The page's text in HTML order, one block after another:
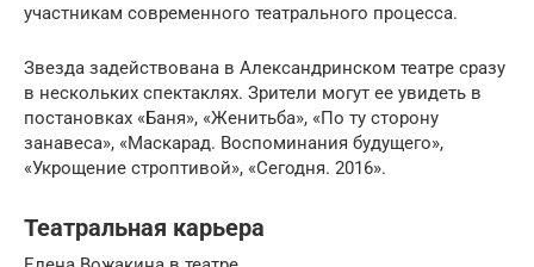
участникам современного театрального процесса.
Звезда задействована в Александринском театре сразу
в нескольких спектаклях. Зрители могут ее увидеть в
постановках «Баня», «Женитьба», «По ту сторону
занавеса», «Маскарад. Воспоминания будущего»,
«Укрощение строптивой», «Сегодня. 2016».
Театральная карьера